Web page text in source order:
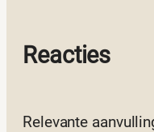
Reacties
Relevante